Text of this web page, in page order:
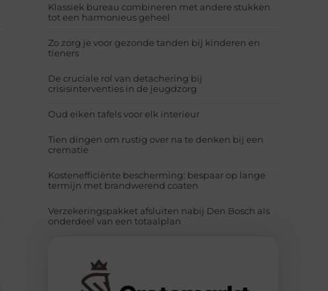
Klassiek bureau combineren met andere stukken
tot een harmonieus geheel
Zo zorg je voor gezonde tanden bij kinderen en
tieners
De cruciale rol van detachering bij
crisisinterventies in de jeugdzorg
Oud eiken tafels voor elk interieur
Tien dingen om rustig over na te denken bij een
crematie
Kostenefficiënte bescherming: bespaar op lange
termijn met brandwerend coaten
Verzekeringspakket afsluiten nabij Den Bosch als
onderdeel van een totaalplan